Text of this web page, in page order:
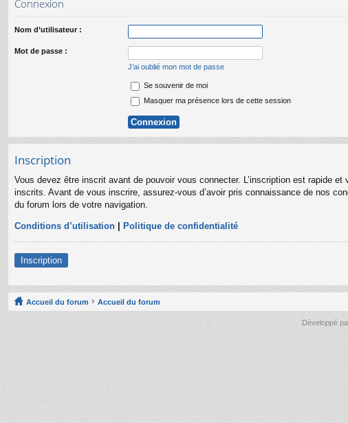
Connexion
Nom d’utilisateur :
Mot de passe :
J’ai oublié mon mot de passe
Se souvenir de moi
Masquer ma présence lors de cette session
Inscription
Vous devez être inscrit avant de pouvoir vous connecter. L’inscription est rapide
inscrits. Avant de vous inscrire, assurez-vous d’avoir pris connaissance de nos
du forum lors de votre navigation.
Conditions d’utilisation | Politique de confidentialité
Inscription
Accueil du forum Accueil du forum
Développé